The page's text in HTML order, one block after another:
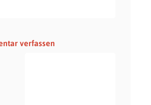
verfassen